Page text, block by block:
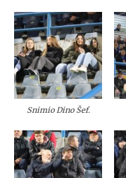
Snimio Dino Šef.